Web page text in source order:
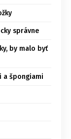
správne
by malo byť
a špongiami